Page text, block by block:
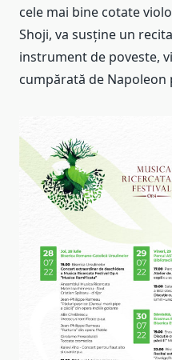
cele mai bine cotate
Shoji, va susține un
instrument de poveste,
cumpărată de Napoleon